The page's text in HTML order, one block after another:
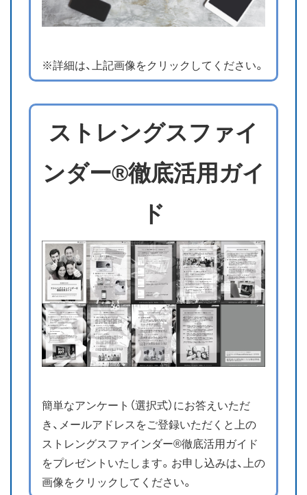
※詳細は、上記画像をクリックしてください。
ストレングスファイ
ンダー®徹底活用ガイ
ド
簡単なアンケート（選択式）にお答えいただ
き、メールアドレスをご登録いただくと上の
ストレングスファインダー®徹底活用ガイド
をプレゼントいたします。お申し込みは、上の
画像をクリックしてください。